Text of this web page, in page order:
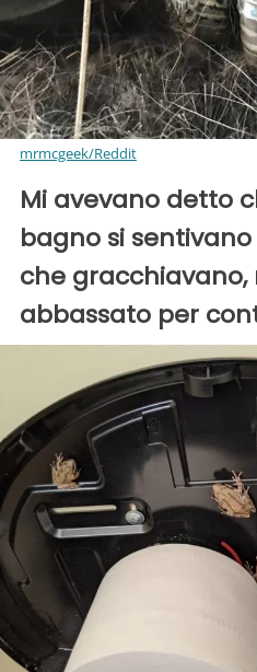
mrmcgeek/Reddit
Mi avevano detto
bagno si
che
abbassato per